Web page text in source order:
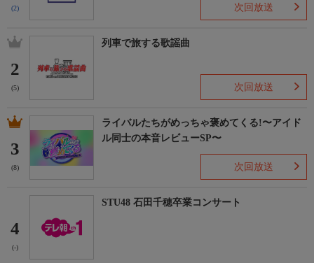
(2) 次回放送
2
(5)
列車で旅する歌謡曲
次回放送
3
(8)
ライバルたちがめっちゃ褒めてくる!〜アイド
ル同士の本音レビューSP〜
次回放送
4
(-)
STU48 石田千穂卒業コンサート